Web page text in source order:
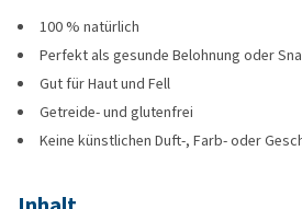
100 % natürlich
Perfekt als gesunde Belohnung oder
Gut für Haut und Fell
Getreide- und glutenfrei
Keine künstlichen Duft-, Farb- oder